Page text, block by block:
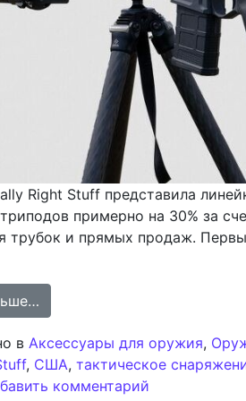
Right Stuff представила
примерно на 30% за
трубок и прямых продаж.
в Аксессуары для оружия,
, США, тактическое
комментарий